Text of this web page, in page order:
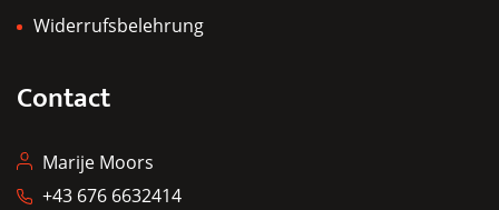
Widerrufsbelehrung
Contact
Marije Moors
+43 676 6632414